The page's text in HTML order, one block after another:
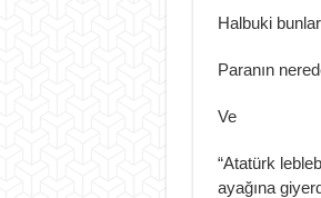
Halbuki
Paranın
Ve
“Atatürk
ayağına